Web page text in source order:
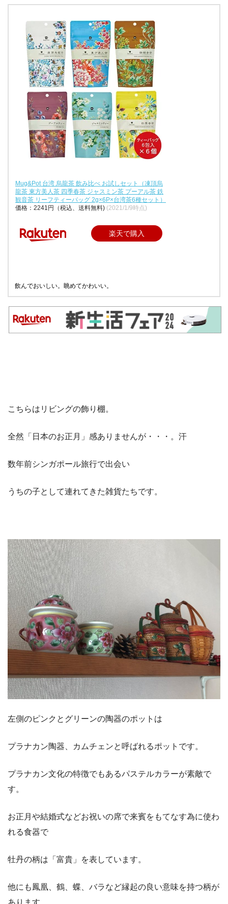
Mug&Pot 台湾 烏龍茶 飲み比べ お試しセット（凍頂烏
龍茶 東方美人茶 四季春茶 ジャスミン茶 プーアル茶 鉄
観音茶 リーフティーバッグ 2g×6P×台湾茶6種セット）
価格：2241円（税込、送料無料) (2021/1/9時点)
楽天で購入
飲んでおいしい。眺めてかわいい。
こちらはリビングの飾り棚。
全然「日本のお正月」感ありませんが・・・。汗
数年前シンガポール旅行で出会い
うちの子として連れてきた雑貨たちです。
左側のピンクとグリーンの陶器のポットは
プラナカン陶器、カムチェンと呼ばれるポットです。
プラナカン文化の特徴でもあるパステルカラーが素敵で
す。
お正月や結婚式などお祝いの席で来賓をもてなす為に使わ
れる食器で
牡丹の柄は「富貴」を表しています。
他にも鳳凰、鶴、蝶、バラなど縁起の良い意味を持つ柄が
あります。